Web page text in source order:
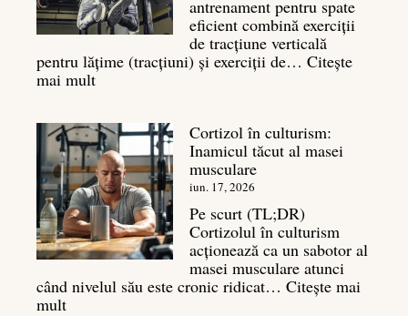
masa
musculară
antrenament pentru spate
eficient combină exerciții
de tracțiune verticală
pentru lățime (tracțiuni) și exerciții de… Citește
mai mult:
Top
7
mișcări
pentru
un
spate
masiv
Cortizol în culturism:
Inamicul tăcut al masei
musculare
iun. 17, 2026
Pe scurt (TL;DR)
Cortizolul în culturism
acționează ca un sabotor al
masei musculare atunci
când nivelul său este cronic ridicat… Citește mai
mult: